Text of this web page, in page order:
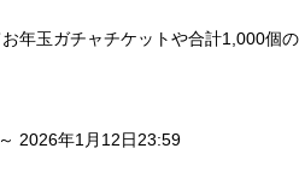
年玉ガチャチケットや合計1,000個
2026年1月12日23:59